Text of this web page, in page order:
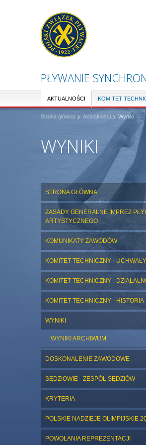
PŁYWANIE
AKTUALNOŚCI KOMITET
Strona główna Aktualności Wyniki
WYNIKI
STRONA GŁÓWNA
ZASADY GENERALNE IMPREZ
ARTYSTYCZNEGO
KOMUNIKATY ZAWODÓW
KOMITET TECHNICZNY - UCHWAŁY
KOMITET TECHNICZNY -
KOMITET TECHNICZNY - HISTORIA
WYNIKI
WYNIKI ARCHIWUM
DOSKONALENIE ZAWODOWE
SĘDZIOWIE - ZESPÓŁ SĘDZIÓW
KRYTERIA
POLSKIE NADZIEJE OLIMPIJSKIE
POWOŁANIA REPREZENTACJI